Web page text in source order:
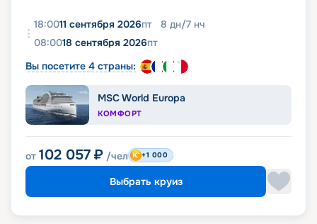
18:0011 сентября 2026пт 8 дн/7 нч
08:0018 сентября 2026пт
Вы посетите 4 страны:
MSC World Europa
КОМФОРТ
от 102 057 ₽ /чел +1 000
Выбрать круиз